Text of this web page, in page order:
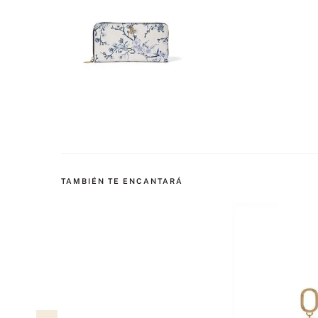
TAMBIÉN TE ENCANTARÁ